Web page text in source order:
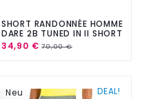
SHORT RANDONNÉE HOMME
DARE 2B TUNED IN II SHORT
AGAVE
34,90 €70,00 €
DEAL!
Neu